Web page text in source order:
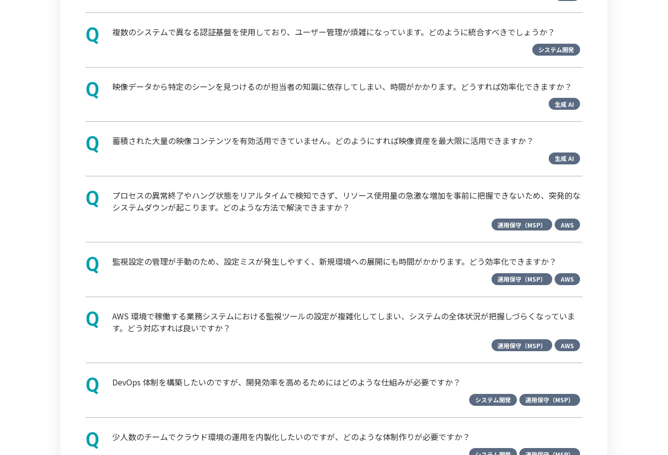
複数のシステムで異なる認証基盤を使用しており、ユーザー管理が煩雑になっています。どのように統合すべきでしょうか？
システム開発
映像データから特定のシーンを見つけるのが担当者の知識に依存してしまい、時間がかかります。どうすれば効率化できますか？
生成 AI
蓄積された大量の映像コンテンツを有効活用できていません。どのようにすれば映像資産を最大限に活用できますか？
生成 AI
プロセスの異常終了やハング状態をリアルタイムで検知できず、リソース使用量の急激な増加を事前に把握できないため、突発的な
システムダウンが起こります。どのような方法で解決できますか？
運用保守（MSP） AWS
監視設定の管理が手動のため、設定ミスが発生しやすく、新規環境への展開にも時間がかかります。どう効率化できますか？
運用保守（MSP） AWS
AWS 環境で稼働する業務システムにおける監視ツールの設定が複雑化してしまい、システムの全体状況が把握しづらくなっていま
す。どう対応すれば良いですか？
運用保守（MSP） AWS
DevOps 体制を構築したいのですが、開発効率を高めるためにはどのような仕組みが必要ですか？
システム開発 運用保守（MSP）
少人数のチームでクラウド環境の運用を内製化したいのですが、どのような体制作りが必要ですか？